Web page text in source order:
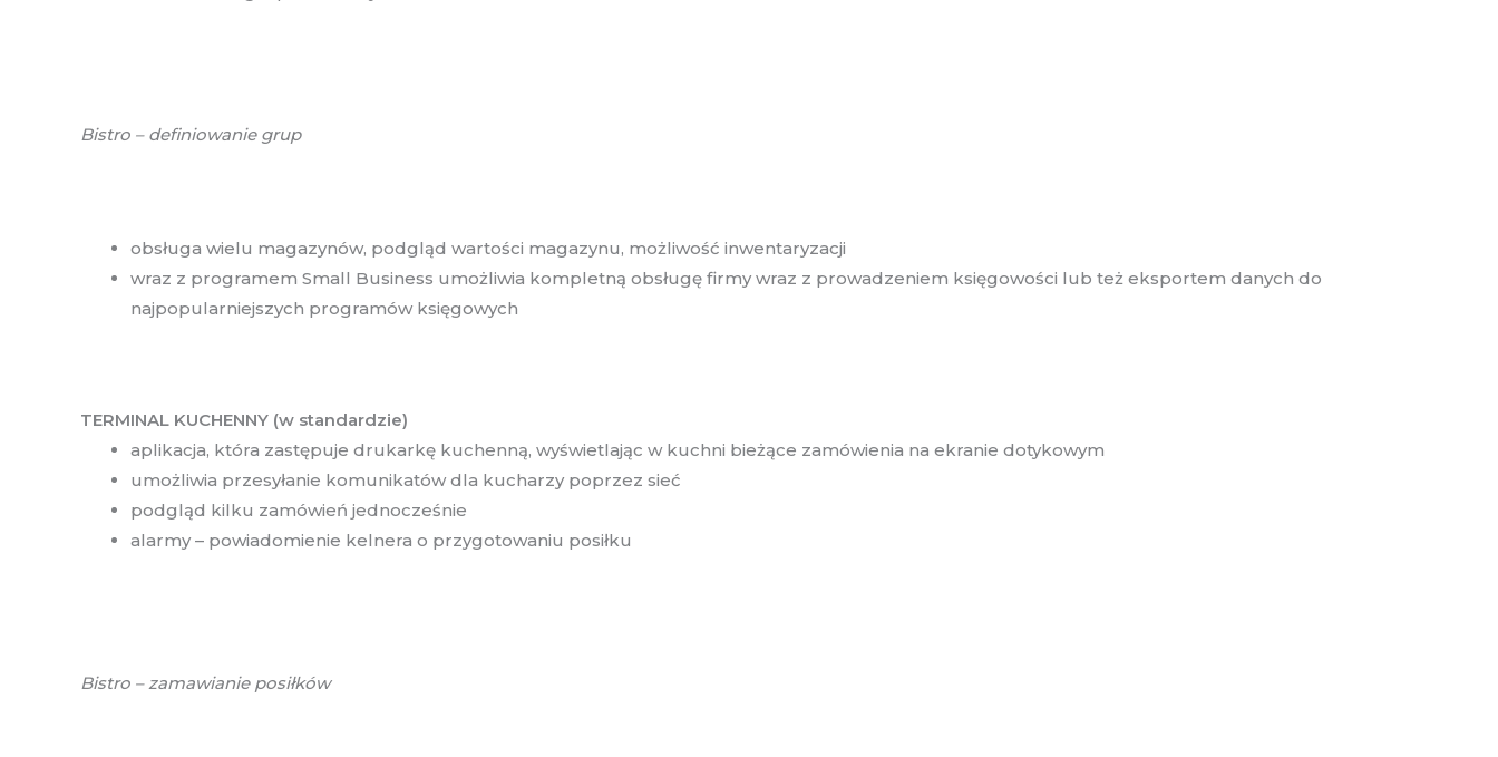
Bistro – definiowanie grup
obsługa wielu magazynów, podgląd wartości magazynu, możliwość inwentaryzacji
wraz z programem Small Business umożliwia kompletną obsługę firmy wraz z prowadzeniem księgowości lub też eksportem danych do
najpopularniejszych programów księgowych
TERMINAL KUCHENNY (w standardzie)
aplikacja, która zastępuje drukarkę kuchenną, wyświetlając w kuchni bieżące zamówienia na ekranie dotykowym
umożliwia przesyłanie komunikatów dla kucharzy poprzez sieć
podgląd kilku zamówień jednocześnie
alarmy – powiadomienie kelnera o przygotowaniu posiłku
Bistro – zamawianie posiłków